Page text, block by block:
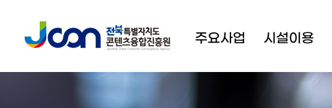
주요사업 시설이용